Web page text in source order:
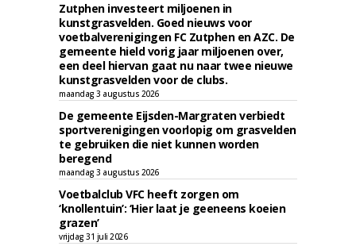
Zutphen investeert miljoenen in
kunstgrasvelden. Goed nieuws voor
voetbalverenigingen FC Zutphen en AZC. De
gemeente hield vorig jaar miljoenen over,
een deel hiervan gaat nu naar twee nieuwe
kunstgrasvelden voor de clubs.
maandag 3 augustus 2026
De gemeente Eijsden-Margraten verbiedt
sportverenigingen voorlopig om grasvelden
te gebruiken die niet kunnen worden
beregend
maandag 3 augustus 2026
Voetbalclub VFC heeft zorgen om
‘knollentuin’: ‘Hier laat je geeneens koeien
grazen’
vrijdag 31 juli 2026